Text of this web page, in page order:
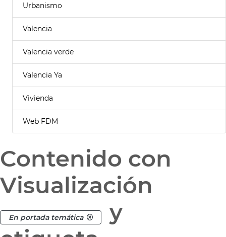
Urbanismo
Valencia
Valencia verde
Valencia Ya
Vivienda
Web FDM
Contenido con
Visualización
En portada temática
y